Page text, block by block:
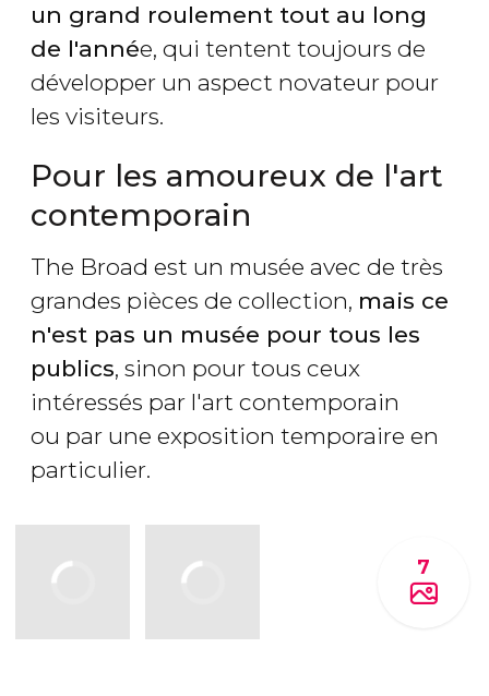
un grand roulement tout au long
de l'année, qui tentent toujours de
développer un aspect novateur pour
les visiteurs.
Pour les amoureux de l'art
contemporain
The Broad est un musée avec de très
grandes pièces de collection, mais ce
n'est pas un musée pour tous les
publics, sinon pour tous ceux
intéressés par l'art contemporain
ou par une exposition temporaire en
particulier.
7